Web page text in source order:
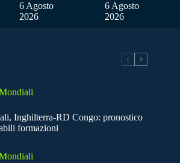
6 Agosto
2026
6 Agosto
2026
Inghilterra-RD Congo: pronostico
formazioni